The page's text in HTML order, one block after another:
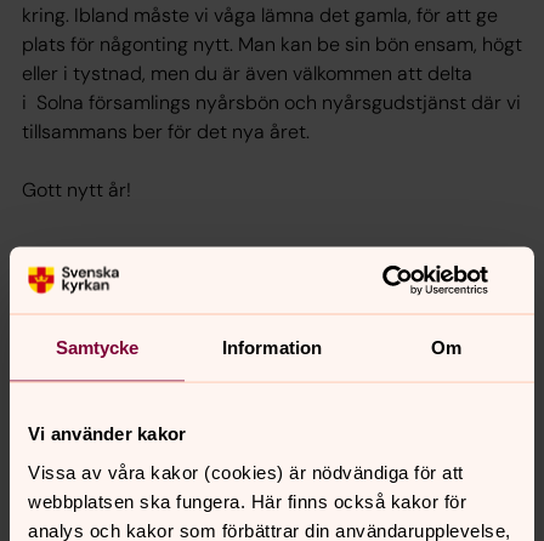
Samtycke Information Om
Vi använder kakor
Vissa av våra kakor (cookies) är nödvändiga för att
webbplatsen ska fungera. Här finns också kakor för
analys och kakor som förbättrar din användarupplevelse,
kring. Ibland måste vi våga lämna det gamla, för att ge
plats för någonting nytt. Man kan be sin bön ensam, högt
eller i tystnad, men du är även välkommen att delta
i Solna församlings nyårsbön och nyårsgudstjänst där vi
tillsammans ber för det nya året.
Gott nytt år!
Senast ändrad 30 december 2020
Synpunkter eller frågor på sidans
solna.forsamling@svenskakyrkan.se
Dela